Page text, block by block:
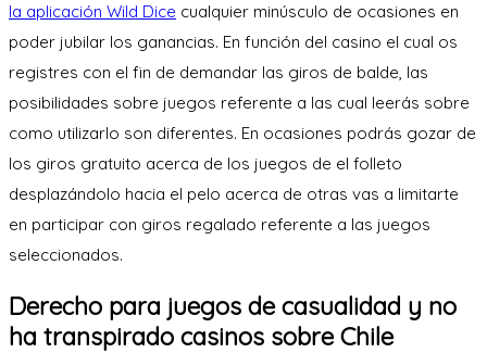
la aplicación Wild Dice cualquier minúsculo de ocasiones en
poder jubilar los ganancias. En función del casino el cual os
registres con el fin de demandar las giros de balde, las
posibilidades sobre juegos referente a las cual leerás sobre
como utilizarlo son diferentes. En ocasiones podrás gozar de
los giros gratuito acerca de los juegos de el folleto
desplazándolo hacia el pelo acerca de otras vas a limitarte
en participar con giros regalado referente a las juegos
seleccionados.
Derecho para juegos de casualidad y no
ha transpirado casinos sobre Chile